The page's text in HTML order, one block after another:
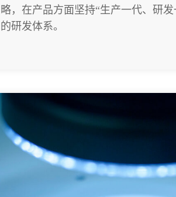
略，在产品方面坚持“生产一代、研
的研发体系。